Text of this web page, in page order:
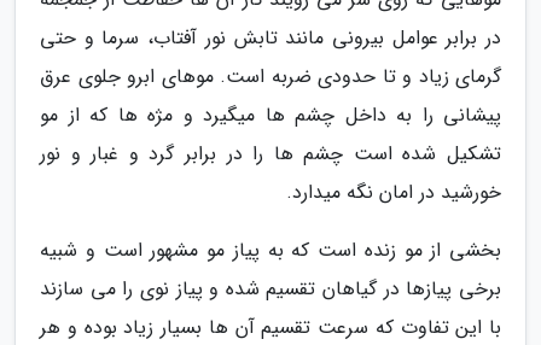
در برابر عوامل بیرونی مانند تابش نور آفتاب، سرما و حتی
گرمای زیاد و تا حدودی ضربه است. موهای ابرو جلوی عرق
پیشانی را به داخل چشم ها میگیرد و مژه ها که از مو
تشکیل شده است چشم ها را در برابر گرد و غبار و نور
خورشید در امان نگه میدارد.
بخشی از مو زنده است که به پیاز مو مشهور است و شبیه
برخی پیازها در گیاهان تقسیم شده و پیاز نوی را می سازند
با این تفاوت که سرعت تقسیم آن ها بسیار زیاد بوده و هر